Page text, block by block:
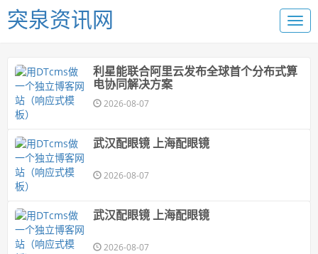
突泉资讯网
利星能联合阿里云发布全球首个分布式算
电协同解决方案
2026-08-07
武汉配眼镜 上海配眼镜
2026-08-07
武汉配眼镜 上海配眼镜
2026-08-07